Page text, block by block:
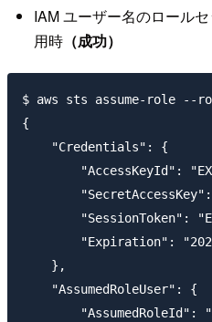
IAM ユーザー名のロール
用時（成功）
$ aws sts assume-role --
{
    "Credentials": {
"AccessKeyId":
"SessionToken":
"Expiration":
    },
    "AssumedRoleUser": {
"AssumedRoleId":